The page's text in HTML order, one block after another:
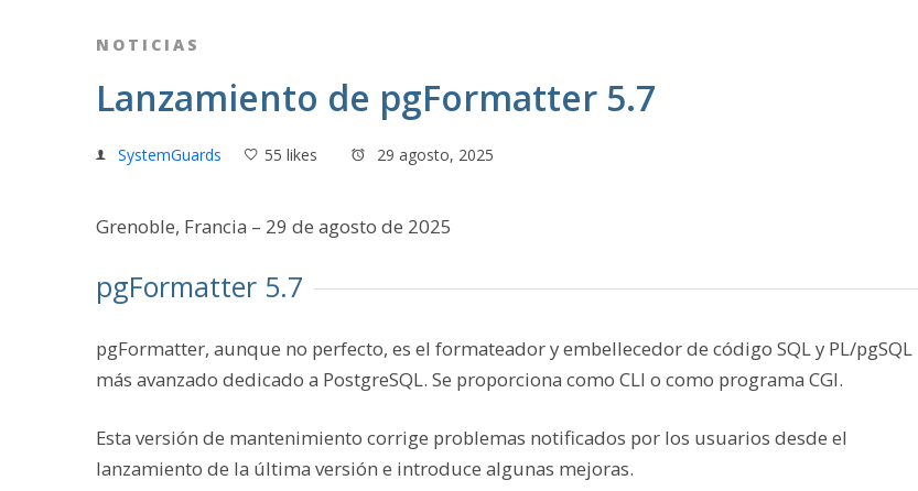
NOTICIAS
Lanzamiento de pgFormatter 5.7
SystemGuards 55 likes 29 agosto, 2025
Grenoble, Francia – 29 de agosto de 2025
pgFormatter 5.7
pgFormatter, aunque no perfecto, es el formateador y embellecedor de código SQL y PL/pgSQL
más avanzado dedicado a PostgreSQL. Se proporciona como CLI o como programa CGI.
Esta versión de mantenimiento corrige problemas notificados por los usuarios desde el
lanzamiento de la última versión e introduce algunas mejoras.